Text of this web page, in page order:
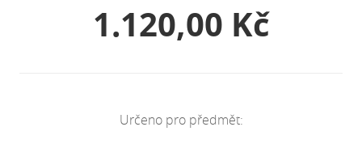
1.120,00 Kč
Určeno pro předmět: